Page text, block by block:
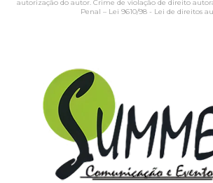
autorização do autor. Crime de violação de direito
Penal – Lei 9610/98 - Lei de direitos